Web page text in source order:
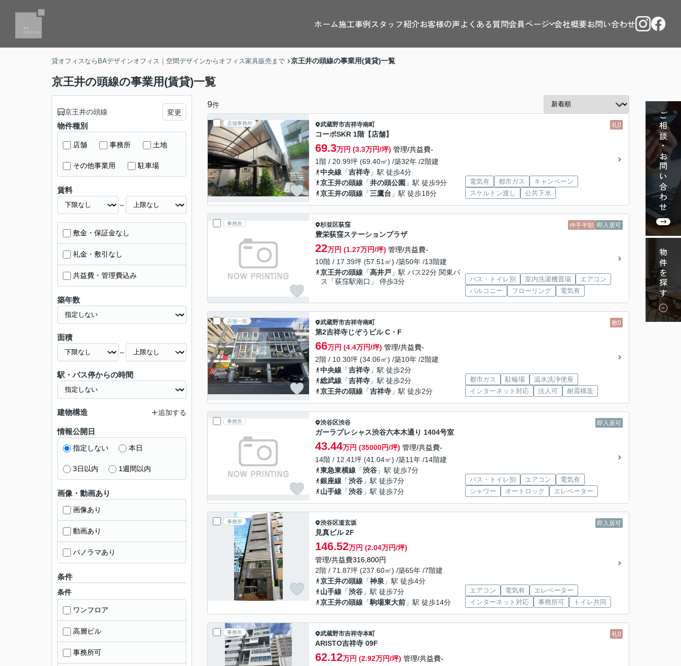
ホーム施工事例スタッフ紹介お客様の声よくある質問会員ページ 会社概要お問い合わせ
ご相談・お問い合わせ
物件を探す
貸オフィスならBAデザインオフィス｜空間デザインからオフィス家具販売まで 京王井の頭線の事業用(賃貸)一覧
京王井の頭線の事業用(賃貸)一覧
9件
店舗事務所 礼0
武蔵野市吉祥寺南町
コーポSKR 1階【店舗】
69.3万円 (3.3万円/坪) 管理/共益費-
1階 / 20.99坪 (69.40㎡) /築32年 /2階建
中央線 「吉祥寺 」駅 徒歩4分
京王井の頭線 「井の頭公園 」駅 徒歩9分
京王井の頭線 「三鷹台 」駅 徒歩18分
電気有 都市ガス
キャンペーン
スケルトン渡し
公共下水
事務所 仲手半額 即入居可
杉並区荻窪
豊栄荻窪ステーションプラザ
22万円 (1.27万円/坪) 管理/共益費-
10階 / 17.39坪 (57.51㎡) /築50年 /13階建
京王井の頭線 「高井戸 」駅 バス22分 関東バ
ス「荻窪駅南口」 停歩3分
バス・トイレ別 室内洗濯機置場
エアコン
バルコニー
フローリング 電気有
店舗一部 敷0
武蔵野市吉祥寺南町
第2吉祥寺じぞうビル C・F
66万円 (4.4万円/坪) 管理/共益費-
2階 / 10.30坪 (34.06㎡) /築10年 /2階建
中央線 「吉祥寺 」駅 徒歩2分
総武線 「吉祥寺 」駅 徒歩2分
京王井の頭線 「吉祥寺 」駅 徒歩2分
都市ガス 駐輪場
温水洗浄便座
インターネット対応
法人可 耐震構造
事務所 即入居可
渋谷区渋谷
ガーラプレシャス渋谷六本木通り 1404号室
43.44万円 (35000円/坪) 管理/共益費-
14階 / 12.41坪 (41.04㎡) /築11年 /14階建
東急東横線 「渋谷 」駅 徒歩7分
銀座線 「渋谷 」駅 徒歩7分
山手線 「渋谷 」駅 徒歩7分
バス・トイレ別 エアコン
電気有
シャワー
オートロック エレベーター
事務所 即入居可
渋谷区道玄坂
見真ビル 2F
146.52万円 (2.04万円/坪)
管理/共益費316,800円
2階 / 71.87坪 (237.60㎡) /築65年 /7階建
京王井の頭線 「神泉 」駅 徒歩4分
山手線 「渋谷 」駅 徒歩7分
京王井の頭線 「駒場東大前 」駅 徒歩14分
エアコン 電気有
エレベーター
インターネット対応
事務所可 トイレ共同
事務所 礼0
武蔵野市吉祥寺本町
ARISTO吉祥寺 09F
62.12万円 (2.92万円/坪) 管理/共益費-
京王井の頭線 変更
物件種別
店舗 事務所 土地
その他事業用 駐車場
賃料
～
敷金・保証金なし
礼金・敷引なし
共益費・管理費込み
築年数
面積
～
駅・バス停からの時間
建物構造 追加する
情報公開日
指定しない 本日
3日以内 1週間以内
画像・動画あり
画像あり
動画あり
パノラマあり
条件
条件
ワンフロア
高層ビル
事務所可